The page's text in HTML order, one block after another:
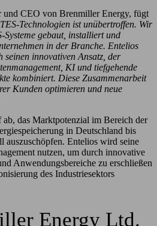
und CEO von Brenmiller Energy, fügt
Technologien ist unübertroffen. Wir
gebaut, installiert und
in der Branche. Entelios
seinen innovativen Ansatz, der
KI und tiefgehende
kombiniert. Diese Zusammenarbeit
Kunden optimieren und neue
das Marktpotenzial im Bereich der
in Deutschland bis
auszuschöpfen. Entelios wird seine
nutzen, um durch innovative
Anwendungsbereiche zu erschließen
des Industriesektors
Energy Ltd.